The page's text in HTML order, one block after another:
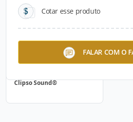
Cotar esse produto
FALAR COM O
Clipso Sound®